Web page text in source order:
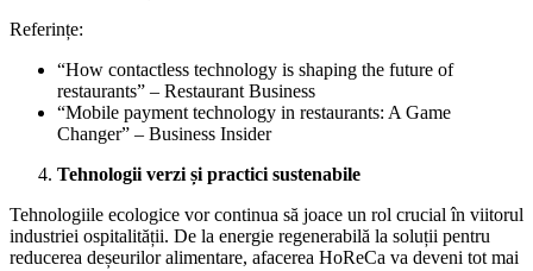
Referințe:
“How contactless technology is shaping the future of
restaurants” – Restaurant Business
“Mobile payment technology in restaurants: A Game
Changer” – Business Insider
Tehnologii verzi și practici sustenabile
Tehnologiile ecologice vor continua să joace un rol crucial în viitorul
industriei ospitalității. De la energie regenerabilă la soluții pentru
reducerea deșeurilor alimentare, afacerea HoReCa va deveni tot mai